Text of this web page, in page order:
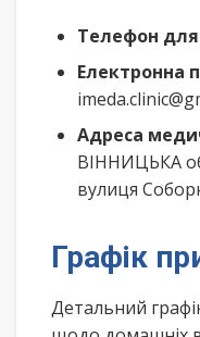
Телефон для
Електронна
Адреса
ВІННИЦЬКА
вулиця
Графік
Детальний